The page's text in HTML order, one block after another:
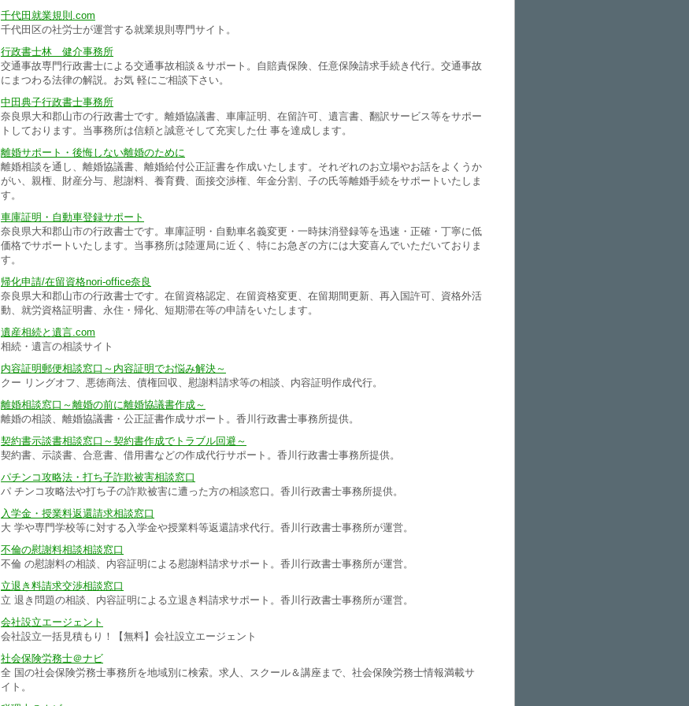
千代田就業規則.com
千代田区の社労士が運営する就業規則専門サイト。
行政書士林 健介事務所
交通事故専門行政書士による交通事故相談＆サポート。自賠責保険、任意保険請求手続き代行。交通事故
にまつわる法律の解説。お気 軽にご相談下さい。
中田典子行政書士事務所
奈良県大和郡山市の行政書士です。離婚協議書、車庫証明、在留許可、遺言書、翻訳サービス等をサポー
トしております。当事務所は信頼と誠意そして充実した仕 事を達成します。
離婚サポート・後悔しない離婚のために
離婚相談を通し、離婚協議書、離婚給付公正証書を作成いたします。それぞれのお立場やお話をよくうか
がい、親権、財産分与、慰謝料、養育費、面接交渉権、年金分割、子の氏等離婚手続をサポートいたしま
す。
車庫証明・自動車登録サポート
奈良県大和郡山市の行政書士です。車庫証明・自動車名義変更・一時抹消登録等を迅速・正確・丁寧に低
価格でサポートいたします。当事務所は陸運局に近く、特にお急ぎの方には大変喜んでいただいておりま
す。
帰化申請/在留資格nori-office奈良
奈良県大和郡山市の行政書士です。在留資格認定、在留資格変更、在留期間更新、再入国許可、資格外活
動、就労資格証明書、永住・帰化、短期滞在等の申請をいたします。
遺産相続と遺言.com
相続・遺言の相談サイト
内容証明郵便相談窓口～内容証明でお悩み解決～
クー リングオフ、悪徳商法、債権回収、慰謝料請求等の相談、内容証明作成代行。
離婚相談窓口～離婚の前に離婚協議書作成～
離婚の相談、離婚協議書・公正証書作成サポート。香川行政書士事務所提供。
契約書示談書相談窓口～契約書作成でトラブル回避～
契約書、示談書、合意書、借用書などの作成代行サポート。香川行政書士事務所提供。
パチンコ攻略法・打ち子詐欺被害相談窓口
パ チンコ攻略法や打ち子の詐欺被害に遭った方の相談窓口。香川行政書士事務所提供。
入学金・授業料返還請求相談窓口
大 学や専門学校等に対する入学金や授業料等返還請求代行。香川行政書士事務所が運営。
不倫の慰謝料相談相談窓口
不倫 の慰謝料の相談、内容証明による慰謝料請求サポート。香川行政書士事務所が運営。
立退き料請求交渉相談窓口
立 退き問題の相談、内容証明による立退き料請求サポート。香川行政書士事務所が運営。
会社設立エージェント
会社設立一括見積もり！【無料】会社設立エージェント
社会保険労務士＠ナビ
全 国の社会保険労務士事務所を地域別に検索。求人、スクール＆講座まで、社会保険労務士情報満載サ
イト。